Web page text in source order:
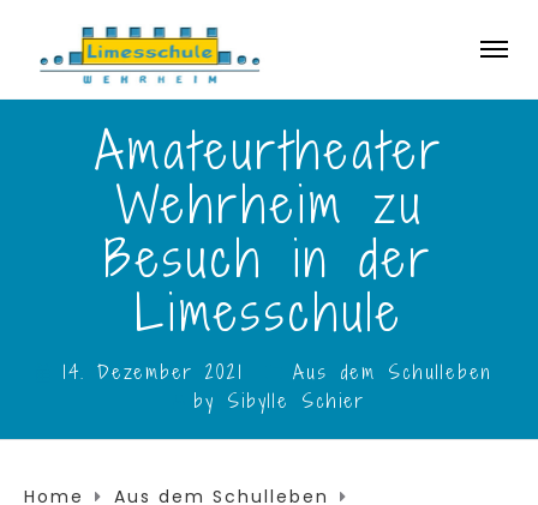
Amateurtheater
Wehrheim zu
Besuch in der
Limesschule
14. Dezember 2021
Aus dem Schulleben
by Sibylle Schier
Home
Aus dem Schulleben